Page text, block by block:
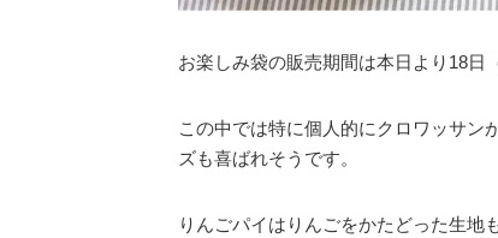
お楽しみ袋の販売期間は本日より18日
この中では特に個人的にクロワッサン
ズも喜ばれそうです。
りんごパイはりんごをかたどった生地